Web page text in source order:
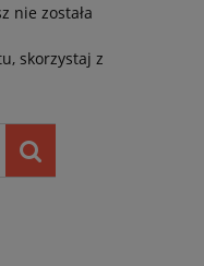
nie została
skorzystaj z